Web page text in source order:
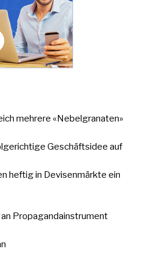
mehrere «Nebelgranaten»
Geschäftsidee auf
heftig in Devisenmärkte ein
Propagandainstrument